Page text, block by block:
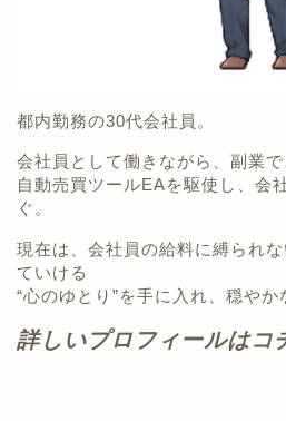
都内勤務の30代会社員。
会社員として働きながら、副業
自動売買ツールEAを駆使し、会
ぐ。
現在は、会社員の給料に縛られ
ていける
“心のゆとり”を手に入れ、穏やか
詳しいプロフィールはコ